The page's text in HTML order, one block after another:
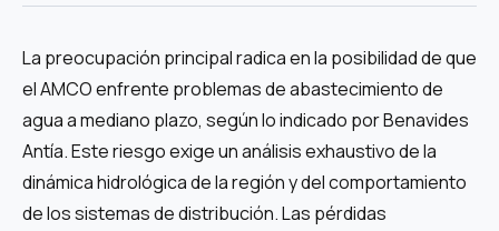
La preocupación principal radica en la posibilidad de que
el AMCO enfrente problemas de abastecimiento de
agua a mediano plazo, según lo indicado por Benavides
Antía. Este riesgo exige un análisis exhaustivo de la
dinámica hidrológica de la región y del comportamiento
de los sistemas de distribución. Las pérdidas